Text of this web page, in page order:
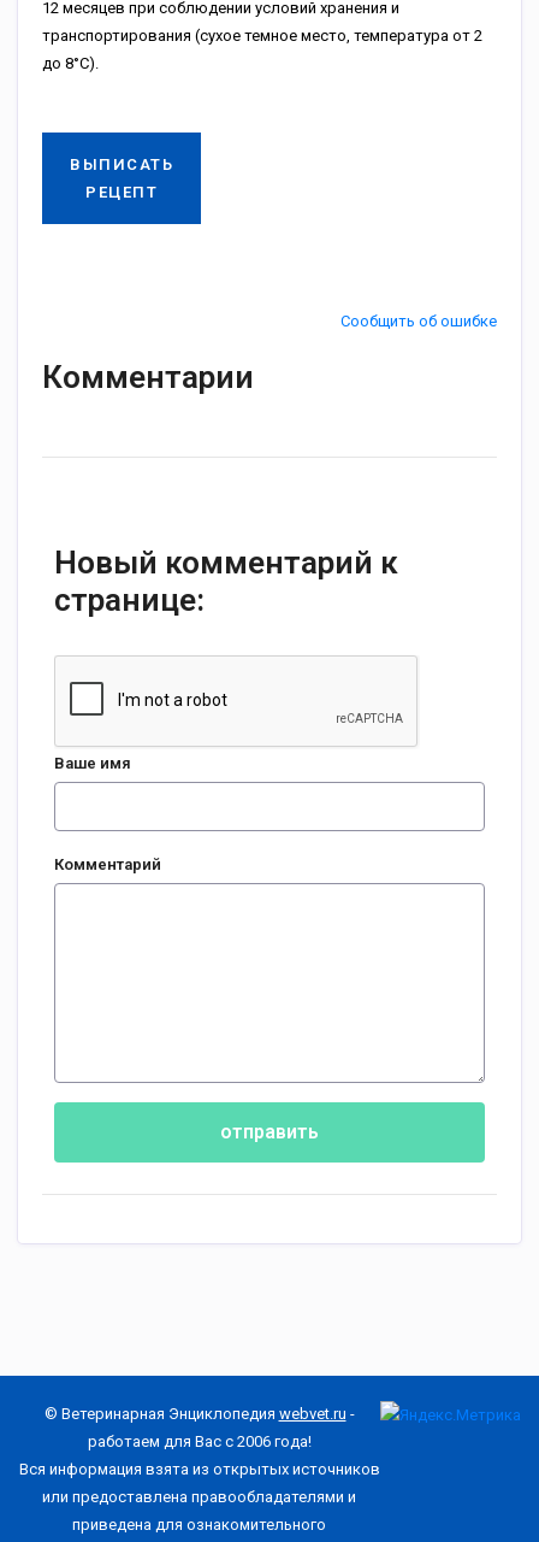
12 месяцев при соблюдении условий хранения и
транспортирования (сухое темное место, температура от 2
до 8°С).
ВЫПИСАТЬ
РЕЦЕПТ
Сообщить об ошибке
Комментарии
Новый комментарий к
странице:
Ваше имя
Комментарий
отправить
© Ветеринарная Энциклопедия webvet.ru -
работаем для Вас с 2006 года!
Вся информация взята из открытых источников
или предоставлена правообладателями и
приведена для ознакомительного